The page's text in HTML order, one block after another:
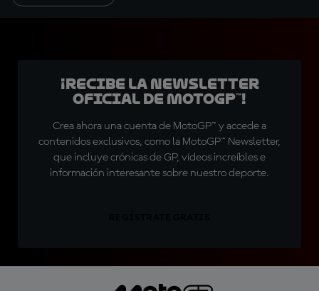
¡Recibe la Newsletter
oficial de MotoGP™!
Crea ahora una cuenta de MotoGP™ y accede a
contenidos exclusivos, como la MotoGP™ Newsletter,
que incluye crónicas de GP, vídeos increíbles e
información interesante sobre nuestro deporte.